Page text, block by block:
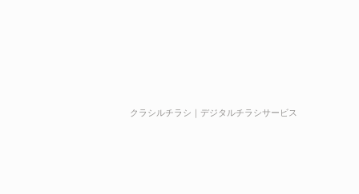
クラシルチラシ｜デジタルチラシサービス